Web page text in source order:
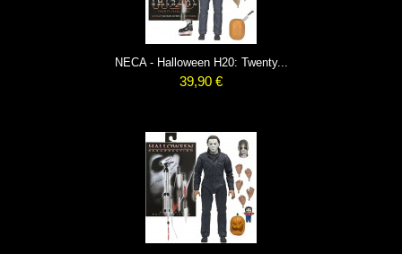
NECA - Halloween H20: Twenty...
39,90 €